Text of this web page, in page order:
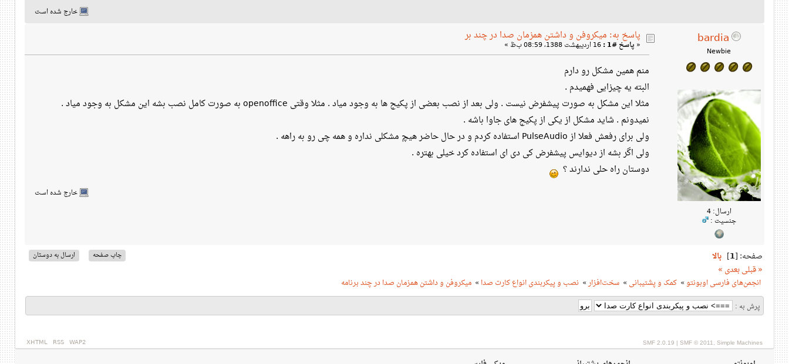
خارج شده است
bardia
Newbie
ارسال: 4
جنسیت :
پاسخ به: میکروفن و داشتن همزمان صدا در چند بر
« پاسخ #1 :
منم همین مشکل رو دارم
البته یه چیزایی فهمیدم .
مثلا این مشکل به صورت پیشفرض نیست . ولی بعد از نصب بعضی از پکیج ها به وجود میاد . مثلا وقتی openoffice به صورت کامل نصب بشه این مشکل به وجود میاد .
نمیدونم . شاید مشکل از یکی از پکیج های جاوا باشه .
ولی برای رفعش فعلا از PulseAudio استفاده کردم و در حال حاضر هیچ مشکلی نداره و همه چی رو به راهه .
ولی اگر بشه از دیوایس پیشفرض کی دی ای استفاده کرد خیلی بهتره .
دوستان راه حلی ندارند ؟
خارج شده است
ارسال به دوستان چاپ صفحه صفحه: [1
] بالا
« قبلیبعدی »
انجمن‌های فارسی اوبونتو» کمک و پشتیبانی» سخت‌افزار» نصب و پیکربندی انواع کارت صدا» میکروفن و داشتن همزمان صدا در چند برنامه
پرش به :
XHTML RSS WAP2 SMF 2.0.19 | SMF © 2011 Simple Machines